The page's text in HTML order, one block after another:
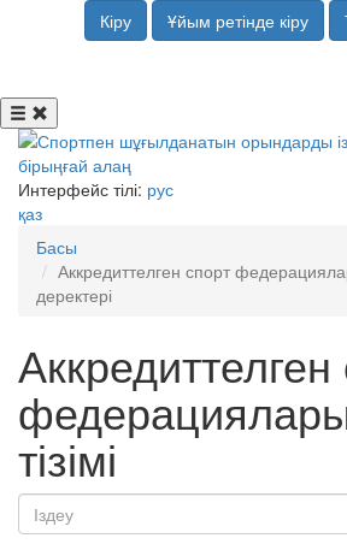
Кіру Ұйым ретінде кіру
Интерфейс тілі: рус
қаз
Басы
Аккредиттелген спорт
деректері
Аккредиттелген
тізімі